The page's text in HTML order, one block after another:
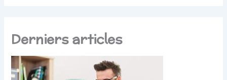
Derniers articles